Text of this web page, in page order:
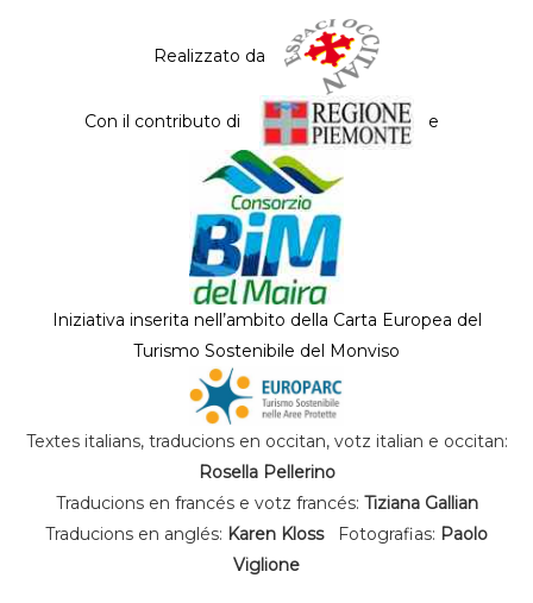
Realizzato da
Con il contributo di e
Iniziativa inserita nell’ambito della Carta Europea del
Turismo Sostenibile del Monviso
Textes italians, traducions en occitan, votz italian e occitan:
Rosella Pellerino
Traducions en francés e votz francés: Tiziana Gallian
Traducions en anglés: Karen KlossFotografias: Paolo
Viglione